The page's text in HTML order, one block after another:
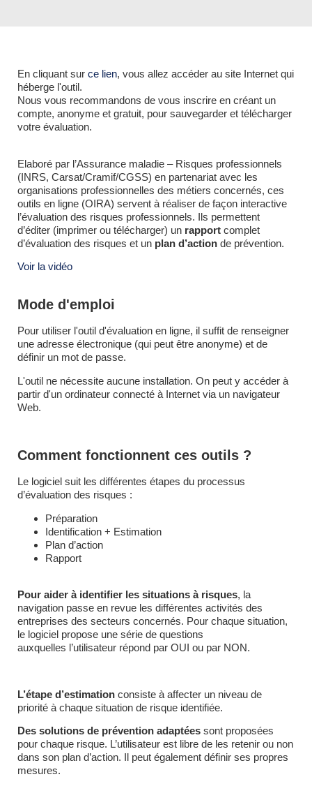
En cliquant sur ce lien, vous allez accéder au site Internet qui
héberge l'outil.
Nous vous recommandons de vous inscrire en créant un
compte, anonyme et gratuit, pour sauvegarder et télécharger
votre évaluation.
Elaboré par l’Assurance maladie – Risques professionnels
(INRS, Carsat/Cramif/CGSS) en partenariat avec les
organisations professionnelles des métiers concernés, ces
outils en ligne (OIRA) servent à réaliser de façon interactive
l’évaluation des risques professionnels. Ils permettent
d’éditer (imprimer ou télécharger) un rapport complet
d’évaluation des risques et un plan d’action de prévention.
Voir la vidéo
Mode d'emploi
Pour utiliser l'outil d'évaluation en ligne, il suffit de renseigner
une adresse électronique (qui peut être anonyme) et de
définir un mot de passe.
L'outil ne nécessite aucune installation. On peut y accéder à
partir d'un ordinateur connecté à Internet via un navigateur
Web.
Comment fonctionnent ces outils ?
Le logiciel suit les différentes étapes du processus
d’évaluation des risques :
Préparation
Identification + Estimation
Plan d’action
Rapport
Pour aider à identifier les situations à risques, la
navigation passe en revue les différentes activités des
entreprises des secteurs concernés. Pour chaque situation,
le logiciel propose une série de questions
auxquelles l’utilisateur répond par OUI ou par NON.
L’étape d’estimation consiste à affecter un niveau de
priorité à chaque situation de risque identifiée.
Des solutions de prévention adaptées sont proposées
pour chaque risque. L’utilisateur est libre de les retenir ou non
dans son plan d’action. Il peut également définir ses propres
mesures.